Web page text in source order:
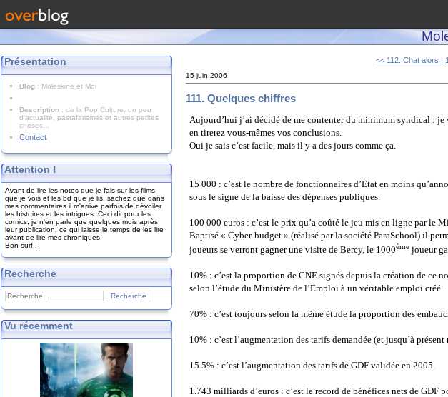
Présentation
Blog : Moleskine et Moi
Description : de la Pop Culture, un peu
d'actualité, pastafarismes et autres petites
choses...
Contact
Attention !
Avant de lire les notes que je fais sur les films
que je vois et les bd que je lis, sachez que dans
mes commentaires il m'arrive parfois de dévoiler
les histoires et les intrigues. Ceci dit pour les
comics, je n'en parle que quelques mois après
leur publication, ce qui laisse le temps de les lire
avant de lire mes chroniques.
Bon surf !
Recherche
Vu récemment
<< 112. Chat alors !
15 juin 2006
111. Quelques chiffres
Aujourd’hui j’ai décidé de me contenter du minimum syndical :
en tirerez vous-mêmes vos conclusions.
Oui je sais c’est facile, mais il y a des jours comme ça.
15 000 : c’est le nombre de fonctionnaires d’État en moins
sous le signe de la baisse des dépenses publiques.
100 000 euros : c’est le prix qu’a coûté le jeu mis en ligne par le
Baptisé « Cyber-budget » (réalisé par la société ParaSchool) il
joueurs se verront gagner une visite de Bercy, le 1000ème joueur
10% : c’est la proportion de CNE signés depuis la création de ce
selon l’étude du Ministère de l’Emploi à un véritable emploi créé.
70% : c’est toujours selon la même étude la proportion des
10% : c’est l’augmentation des tarifs demandée (et jusqu’à
15.5% : c’est l’augmentation des tarifs de GDF validée en 2005.
1.743 milliards d’euros : c’est le record de bénéfices nets de GDF